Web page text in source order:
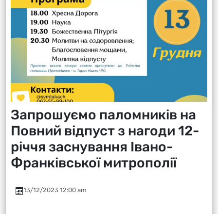
Запрошуємо паломників на
Повний відпуст з нагоди 12-
річчя заснування Івано-
Франківської митрополії
13/12/2023 12:00 am